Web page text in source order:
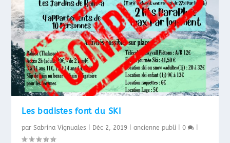
Les badistes font du SKI
parSabrina Vignuales Déc 2, 2019 |ancienne publi |0